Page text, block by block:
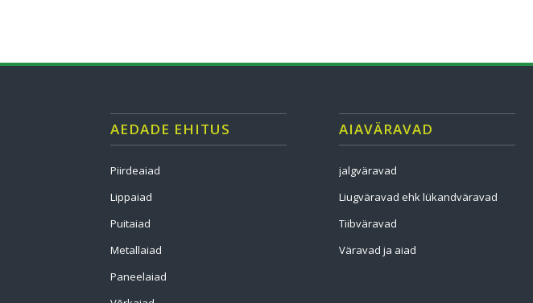
AEDADE EHITUS
Piirdeaiad
Lippaiad
Puitaiad
Metallaiad
Paneelaiad
AIAVÄRAVAD
jalgväravad
Liugväravad ehk lükandväravad
Tiibväravad
Väravad ja aiad